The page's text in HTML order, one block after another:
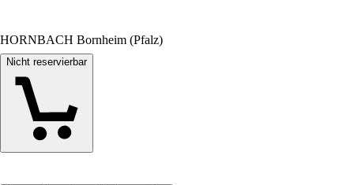
HORNBACH Bornheim (Pfalz)
Nicht reservierbar